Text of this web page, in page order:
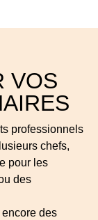
VOS
professionnels
chefs,
pour les
des
des